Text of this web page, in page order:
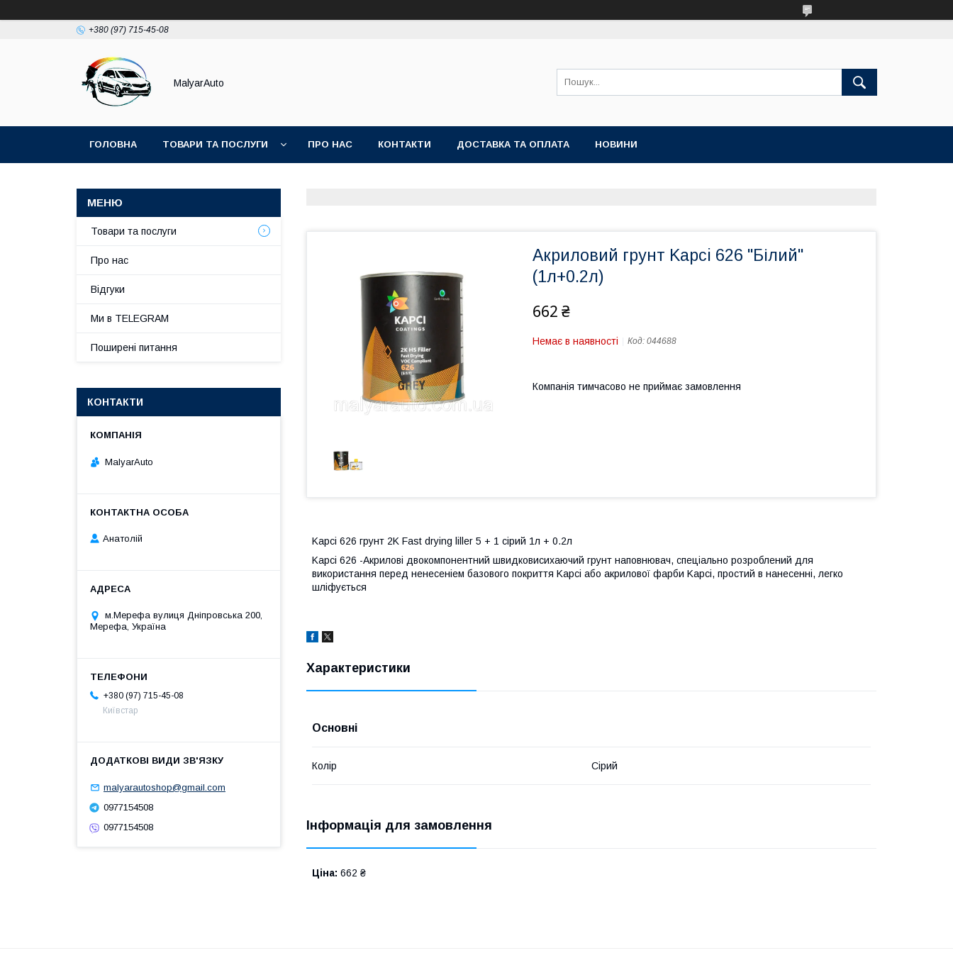
+380 (97) 715-45-08
MalyarAuto
ГОЛОВНА ТОВАРИ ТА ПОСЛУГИ ПРО НАС КОНТАКТИ ДОСТАВКА ТА ОПЛАТА НОВИНИ
Акриловий грунт Kapci 626 "Білий"
(1л+0.2л)
662 ₴
Немає в наявності Код: 044688
Компанія тимчасово не приймає замовлення
Kapci 626 грунт 2K Fast drying liller 5 + 1 сірий 1л + 0.2л
Kapci 626 -Акрилові двокомпонентний швидковисихаючий грунт наповнювач, спеціально розроблений для
використання перед ненесеніем базового покриття Kapci або акрилової фарби Kapci, простий в нанесенні, легко
шліфується
Характеристики
Основні
Колір Сірий
Інформація для замовлення
Ціна: 662 ₴
Товари та послуги
Про нас
Відгуки
Ми в TELEGRAM
Поширені питання
КОНТАКТИ
MalyarAuto
Анатолій
м.Мерефа вулиця Дніпровська 200,
Мерефа, Україна
+380 (97) 715-45-08
Київстар
malyarautoshop@gmail.com
0977154508
0977154508